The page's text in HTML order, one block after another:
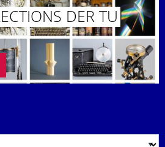
DER TU